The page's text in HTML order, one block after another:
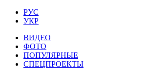
РУС
УКР
ВИДЕО
ФОТО
ПОПУЛЯРНЫЕ
СПЕЦПРОЕКТЫ